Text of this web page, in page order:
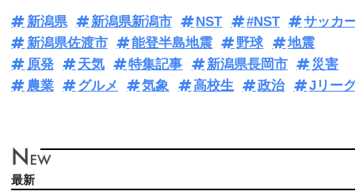
新潟県 新潟県新潟市 NST #NST
サッカ
新潟県佐渡市
能登半島地震 野球
地震
原発
天気 特集記事 新潟県長岡市
災害
農業
グルメ 気象 高校生 政治 Jリー
最新